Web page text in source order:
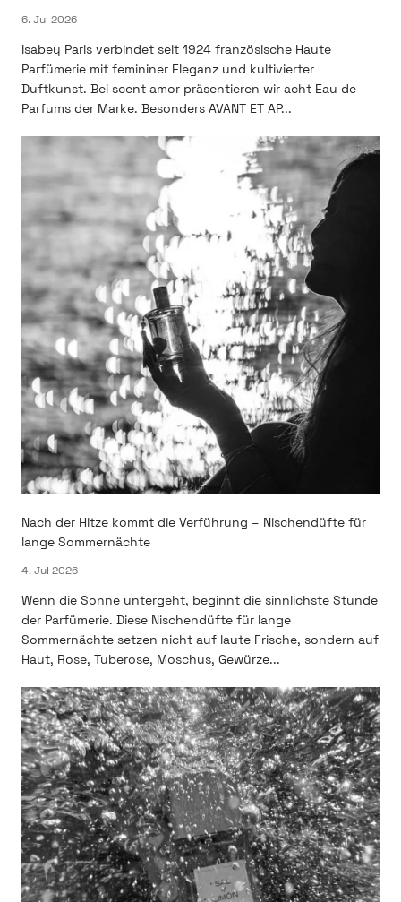
6. Jul 2026
Isabey Paris verbindet seit 1924 französische Haute
Parfümerie mit femininer Eleganz und kultivierter
Duftkunst. Bei scent amor präsentieren wir acht Eau de
Parfums der Marke. Besonders AVANT ET AP...
Nach der Hitze kommt die Verführung – Nischendüfte für
lange Sommernächte
4. Jul 2026
Wenn die Sonne untergeht, beginnt die sinnlichste Stunde
der Parfümerie. Diese Nischendüfte für lange
Sommernächte setzen nicht auf laute Frische, sondern auf
Haut, Rose, Tuberose, Moschus, Gewürze...